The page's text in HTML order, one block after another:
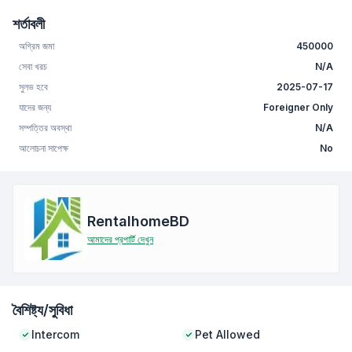
শর্তাবলী
অগ্রিম জমা
450000
সেবা খরচ
N/A
সুলভ হবে
2025-07-17
যাদের জন্য
Foreigner Only
সম্পত্তির অবস্থা
N/A
আলোচনা সাপেক্ষ
No
RentalhomeBD
আমাদের প্রপার্টি দেখুন
বৈশিষ্ট্য/সুবিধা
Intercom Pet Allowed